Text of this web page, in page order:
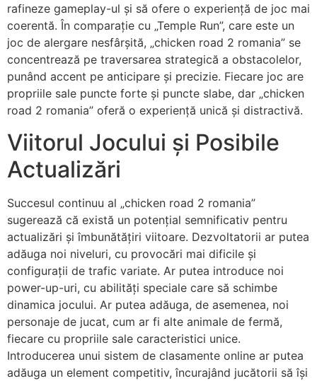
rafineze gameplay-ul și să ofere o experiență de joc mai
coerentă. În comparație cu „Temple Run”, care este un
joc de alergare nesfârșită, „chicken road 2 romania” se
concentrează pe traversarea strategică a obstacolelor,
punând accent pe anticipare și precizie. Fiecare joc are
propriile sale puncte forte și puncte slabe, dar „chicken
road 2 romania” oferă o experiență unică și distractivă.
Viitorul Jocului și Posibile
Actualizări
Succesul continuu al „chicken road 2 romania”
sugerează că există un potențial semnificativ pentru
actualizări și îmbunătățiri viitoare. Dezvoltatorii ar putea
adăuga noi niveluri, cu provocări mai dificile și
configurații de trafic variate. Ar putea introduce noi
power-up-uri, cu abilități speciale care să schimbe
dinamica jocului. Ar putea adăuga, de asemenea, noi
personaje de jucat, cum ar fi alte animale de fermă,
fiecare cu propriile sale caracteristici unice.
Introducerea unui sistem de clasamente online ar putea
adăuga un element competitiv, încurajând jucătorii să își